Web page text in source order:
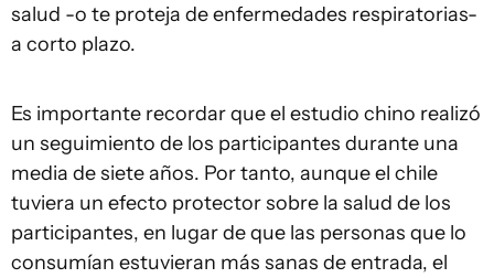
salud -o te proteja de enfermedades respiratorias-
a corto plazo.
Es importante recordar que el estudio chino realizó
un seguimiento de los participantes durante una
media de siete años. Por tanto, aunque el chile
tuviera un efecto protector sobre la salud de los
participantes, en lugar de que las personas que lo
consumían estuvieran más sanas de entrada, el